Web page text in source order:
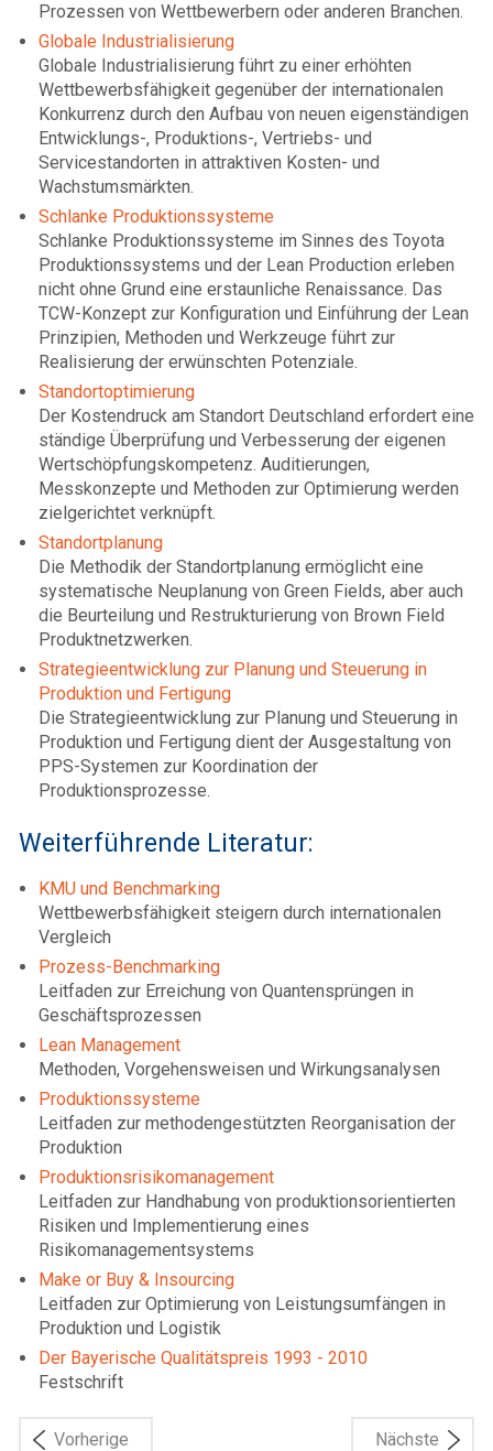
Prozessen von Wettbewerbern oder anderen Branchen.
Globale Industrialisierung
Globale Industrialisierung führt zu einer erhöhten
Wettbewerbsfähigkeit gegenüber der internationalen
Konkurrenz durch den Aufbau von neuen eigenständigen
Entwicklungs-, Produktions-, Vertriebs- und
Servicestandorten in attraktiven Kosten- und
Wachstumsmärkten.
Schlanke Produktionssysteme
Schlanke Produktionssysteme im Sinnes des Toyota
Produktionssystems und der Lean Production erleben
nicht ohne Grund eine erstaunliche Renaissance. Das
TCW-Konzept zur Konfiguration und Einführung der Lean
Prinzipien, Methoden und Werkzeuge führt zur
Realisierung der erwünschten Potenziale.
Standortoptimierung
Der Kostendruck am Standort Deutschland erfordert eine
ständige Überprüfung und Verbesserung der eigenen
Wertschöpfungskompetenz. Auditierungen,
Messkonzepte und Methoden zur Optimierung werden
zielgerichtet verknüpft.
Standortplanung
Die Methodik der Standortplanung ermöglicht eine
systematische Neuplanung von Green Fields, aber auch
die Beurteilung und Restrukturierung von Brown Field
Produktnetzwerken.
Strategieentwicklung zur Planung und Steuerung in
Produktion und Fertigung
Die Strategieentwicklung zur Planung und Steuerung in
Produktion und Fertigung dient der Ausgestaltung von
PPS-Systemen zur Koordination der
Produktionsprozesse.
Weiterführende Literatur:
KMU und Benchmarking
Wettbewerbsfähigkeit steigern durch internationalen
Vergleich
Prozess-Benchmarking
Leitfaden zur Erreichung von Quantensprüngen in
Geschäftsprozessen
Lean Management
Methoden, Vorgehensweisen und Wirkungsanalysen
Produktionssysteme
Leitfaden zur methodengestützten Reorganisation der
Produktion
Produktionsrisikomanagement
Leitfaden zur Handhabung von produktionsorientierten
Risiken und Implementierung eines
Risikomanagementsystems
Make or Buy & Insourcing
Leitfaden zur Optimierung von Leistungsumfängen in
Produktion und Logistik
Der Bayerische Qualitätspreis 1993 - 2010
Festschrift
Vorherige Nächste